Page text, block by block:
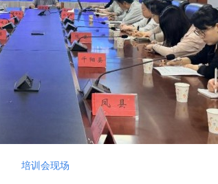
培训会现场